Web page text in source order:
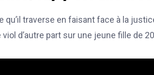
qu’il traverse en faisant face à la
d’autre part sur une jeune fille de